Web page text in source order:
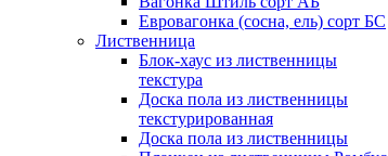
Евровагонка (сосна, ель) сорт БС
Лиственница
Блок-хаус из лиственницы
текстура
Доска пола из лиственницы
текстурированная
Доска пола из лиственницы